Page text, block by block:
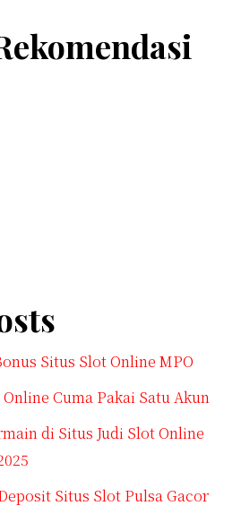
Situs Slot Online MPO
Cuma Pakai Satu Akun
di Situs Judi Slot Online
Situs Slot Pulsa Gacor